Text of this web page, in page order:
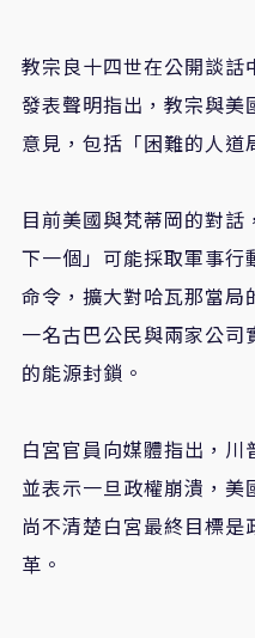
教宗良十四世在公開談話
發表聲明指出，教宗與
意見，包括「困難的人道
目前美國與梵蒂岡的對
下一個」可能採取軍事
命令，擴大對哈瓦那當局
一名古巴公民與兩家公
的能源封鎖。
白宮官員向媒體指出，川
並表示一旦政權崩潰，
尚不清楚白宮最終目標
革。